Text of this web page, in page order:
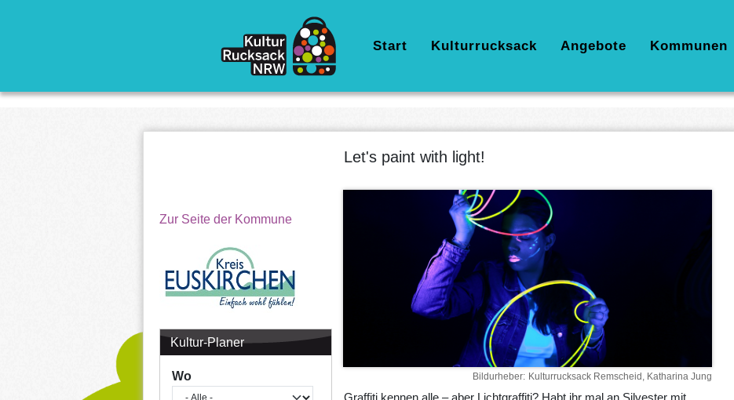
Hauptnavigation
Start Kulturrucksack Angebote Kommunen
Zur Seite der Kommune
Kultur-Planer
Wo
Let's paint with light!
Bildurheber Kulturrucksack Remscheid, Katharina Jung
Graffiti kennen alle – aber Lichtgraffiti? Habt ihr mal an Silvester mit